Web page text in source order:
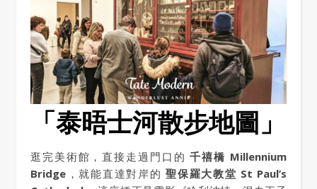
「泰晤士河散步地圖」
逛完美術館，直接走過門口的千禧橋 Millennium
Bridge ，就能直達對岸的聖保羅大教堂 St Paul’s